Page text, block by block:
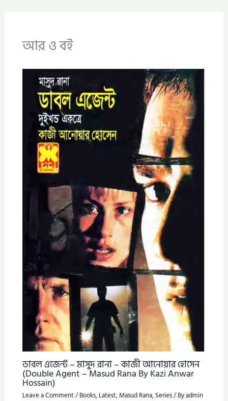
আর ও বই
ডাবল এজেন্ট – মাসুদ রানা – কাজী আনোয়ার হোসেন
(Double Agent – Masud Rana By Kazi Anwar
Hossain)
Leave a Comment/Books, Latest, Masud Rana, Series/ Byadmin